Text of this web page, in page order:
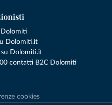
Dolomiti
Dolomiti.it
su Dolomiti.it
contatti B2C Dolomiti
cookies